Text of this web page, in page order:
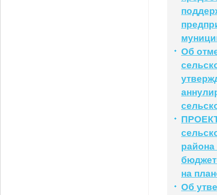
Об
на
Об